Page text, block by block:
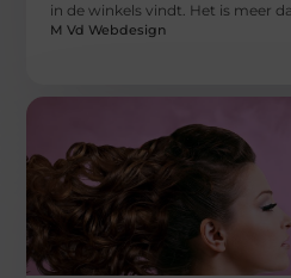
in de winkels vindt. Het is meer
M Vd Webdesign